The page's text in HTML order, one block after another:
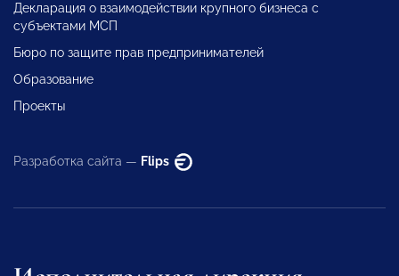
Декларация о взаимодействии крупного бизнеса с
субъектами МСП
Бюро по защите прав предпринимателей
Образование
Проекты
Разработка сайта — Flips